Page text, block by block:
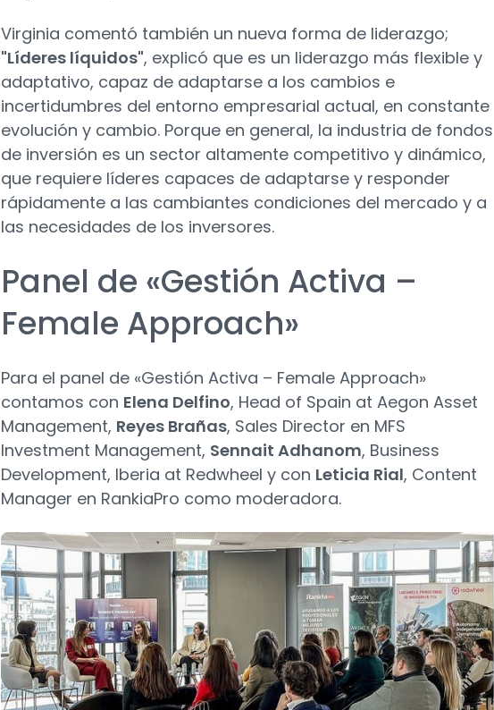
Virginia comentó también un nueva forma de liderazgo;
"Líderes líquidos", explicó que es un liderazgo más flexible y
adaptativo, capaz de adaptarse a los cambios e
incertidumbres del entorno empresarial actual, en constante
evolución y cambio. Porque en general, la industria de fondos
de inversión es un sector altamente competitivo y dinámico,
que requiere líderes capaces de adaptarse y responder
rápidamente a las cambiantes condiciones del mercado y a
las necesidades de los inversores.
Panel de «Gestión Activa –
Female Approach»
Para el panel de «Gestión Activa – Female Approach»
contamos con Elena Delfino, Head of Spain at Aegon Asset
Management, Reyes Brañas, Sales Director en MFS
Investment Management, Sennait Adhanom, Business
Development, Iberia at Redwheel y con Leticia Rial, Content
Manager en RankiaPro como moderadora.